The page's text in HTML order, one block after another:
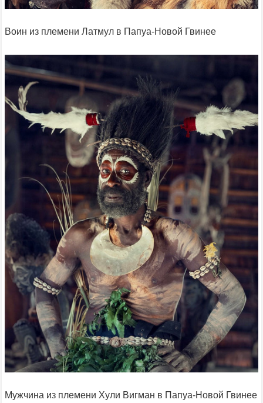
Воин из племени Латмул в Папуа-Новой Гвинее
Мужчина из племени Хули Вигман в Папуа-Новой Гвинее